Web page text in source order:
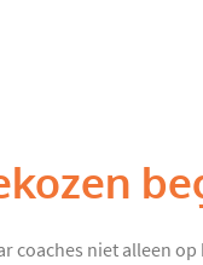
coaches niet alleen